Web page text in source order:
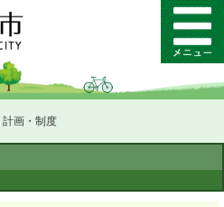
メ
ニ
ー
計画・制度